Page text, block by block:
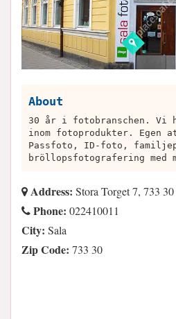
About
30 år i fotobranschen. Vi
inom fotoprodukter. Egen
Passfoto, ID-foto,
bröllopsfotografering med
Address: Stora Torget 7, 733 30
Phone: 022410011
City: Sala
Zip Code: 733 30